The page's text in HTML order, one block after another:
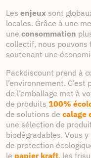
Les enjeux sont
locales. Grâce à une
une consommation
collectif, nous
soutenant une
Packdiscount prend à
l’environnement.
de l’emballage met à
de produits 100%
de solutions de calage
une sélection de
biodégradables. Vous
de protection
le papier kraft, les